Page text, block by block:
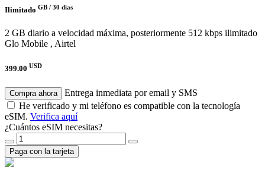
Ilimitado GB / 30 días
2 GB diario a velocidad máxima, posteriormente 512 kbps ilimitado
Glo Mobile , Airtel
399.00 USD
Compra ahora
Entrega inmediata por email y SMS
He verificado y mi teléfono es compatible con la tecnología
eSIM. Verifica aquí
¿Cuántos eSIM necesitas?
Paga con la tarjeta